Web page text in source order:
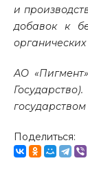
и
добавок к
АО
Поделиться: